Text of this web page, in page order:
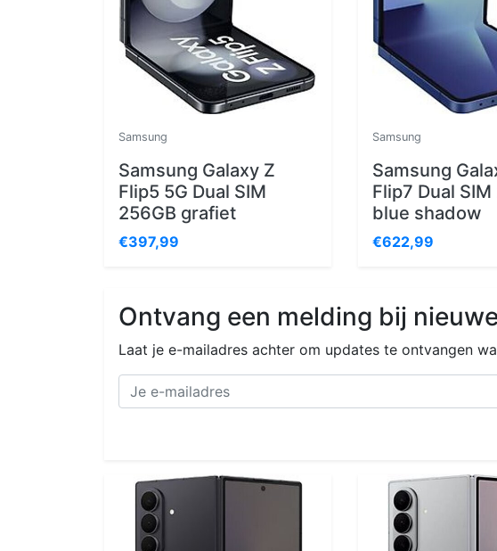
Samsung
Samsung Galaxy Z
Flip5 5G Dual SIM
256GB grafiet
€397,99
Samsung
Samsung
Flip7 Dual SIM
blue shadow
€622,99
Ontvang een melding bij
Laat je e-mailadres achter om updates te ontvangen